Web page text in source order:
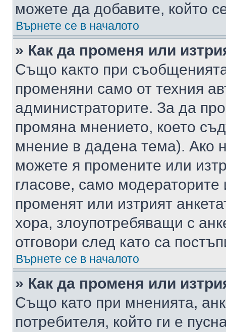
можете да добавите, който
Върнете се в началото
» Как да променя или
Също както при
променяни само от техния
администраторите. За да
промяна мнението, което
мнение в дадена тема). Ако
можете я промените или
гласове, само
променят или изтрият
хора, злоупотребяващи с
отговори след като са
Върнете се в началото
» Как да променя или
Също като при мненията,
потребителя, който ги е